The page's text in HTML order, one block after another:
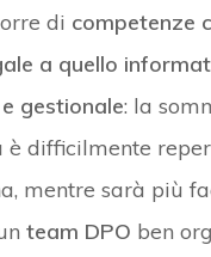
di competenze
a quello
gestionale: la
è difficilmente
mentre sarà più
team DPO ben